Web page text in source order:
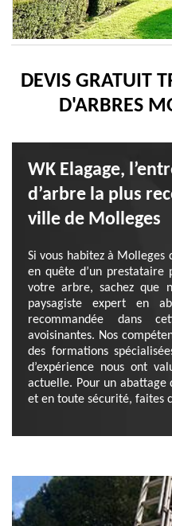
DEVIS GRATUIT
D'ARBRES
WK Elagage,
d’arbre la plus
ville de Molleges
Si vous habitez à Molleges
en quête d’un prestataire
votre arbre, sachez que
paysagiste expert en
recommandée dans
avoisinantes. Nos
des formations
d’expérience nous ont
actuelle. Pour un abattage
et en toute sécurité, faites